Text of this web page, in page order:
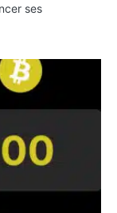
ses
que les